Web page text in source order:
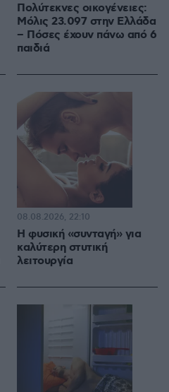
Πολύτεκνες οικογένειες:
Μόλις 23.097 στην Ελλάδα
– Πόσες έχουν πάνω από 6
παιδιά
Η φυσική «συνταγή» για
καλύτερη στυτική
λειτουργία
08.08.2026, 22:10